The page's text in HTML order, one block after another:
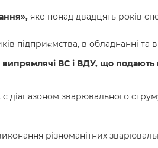
яке понад двадцять років
підприємства, в обладнанні та
ВС і ВДУ, що
діапазоном зварювального
різноманітних